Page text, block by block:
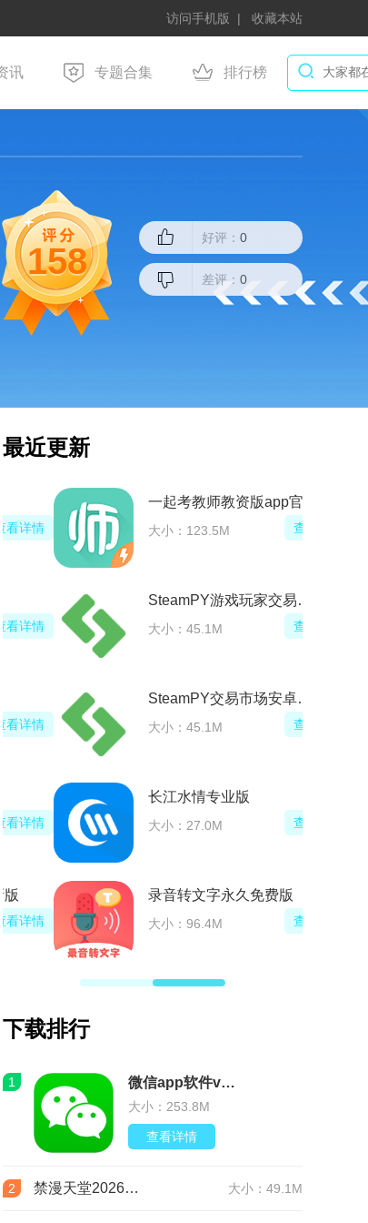
访问手机版 收藏本站
讯 专题合集 排行榜
158
好评： 0
差评： 0
最近更新
一起考教师教资版app官方手机版
大小：123.5M
SteamPY游戏玩家交易变现平台app
大小：45.1M
SteamPY交易市场安卓版(steam交易市场app)
大小：45.1M
长江水情专业版
大小：27.0M
录音转文字永久免费版
大小：96.4M
下载排行
1 微信app软件v8.0.76 官方版
大小：253.8M
查看详情
2 禁漫天堂2026最新版安装包(JMComic3)v2.0.29安卓版 大小：49.1M